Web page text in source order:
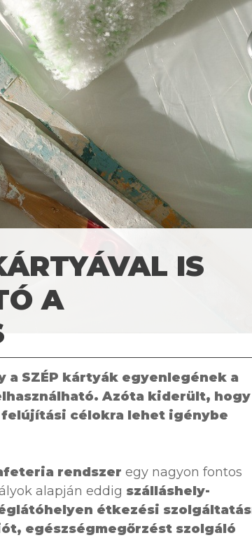
IS
A
SZÉP kártyák egyenlegének a
Azóta kiderült, hogy
célokra lehet igénybe
rendszer egy nagyon fontos
alapján eddig szálláshely-
étkezési
egészségmegőrzést szolgáló